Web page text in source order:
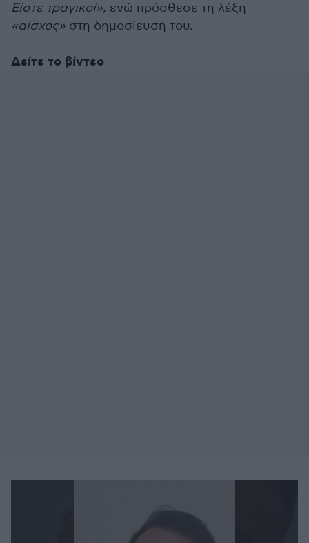
Είστε τραγικοί», ενώ πρόσθεσε τη λέξη
«αίσχος» στη δημοσίευσή του.
Δείτε το βίντεο